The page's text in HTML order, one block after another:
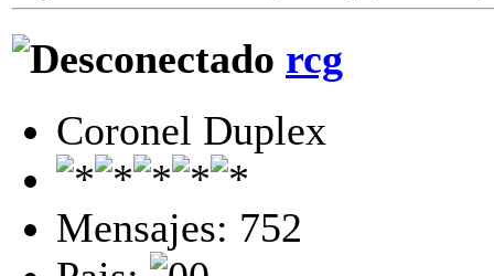
rcg
Coronel Duplex
Mensajes: 752